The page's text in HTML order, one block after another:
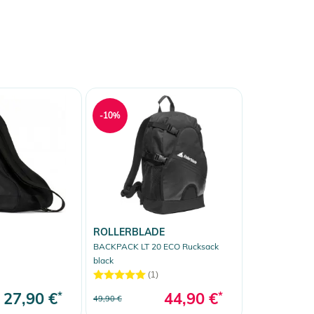
27,90 €*
ROLLERBLADE
BACKPACK LT 20 ECO Rucksack
black
(1)
49,90 € 44,90 €*
-10%